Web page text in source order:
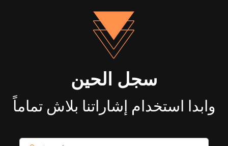
سجل الحين
وابدا استخدام إشاراتنا بلاش تماماً